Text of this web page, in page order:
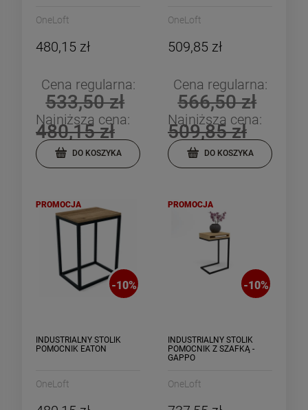
OneLoft
480,15 zł
Cena regularna:
533,50 zł
Najniższa cena:
480,15 zł
DO KOSZYKA
OneLoft
509,85 zł
Cena regularna:
566,50 zł
Najniższa cena:
509,85 zł
DO KOSZYKA
-10%
INDUSTRIALNY STOLIK
POMOCNIK EATON
OneLoft
PROMOCJA
-10%
INDUSTRIALNY STOLIK
POMOCNIK Z SZAFKĄ -
GAPPO
OneLoft
PROMOCJA